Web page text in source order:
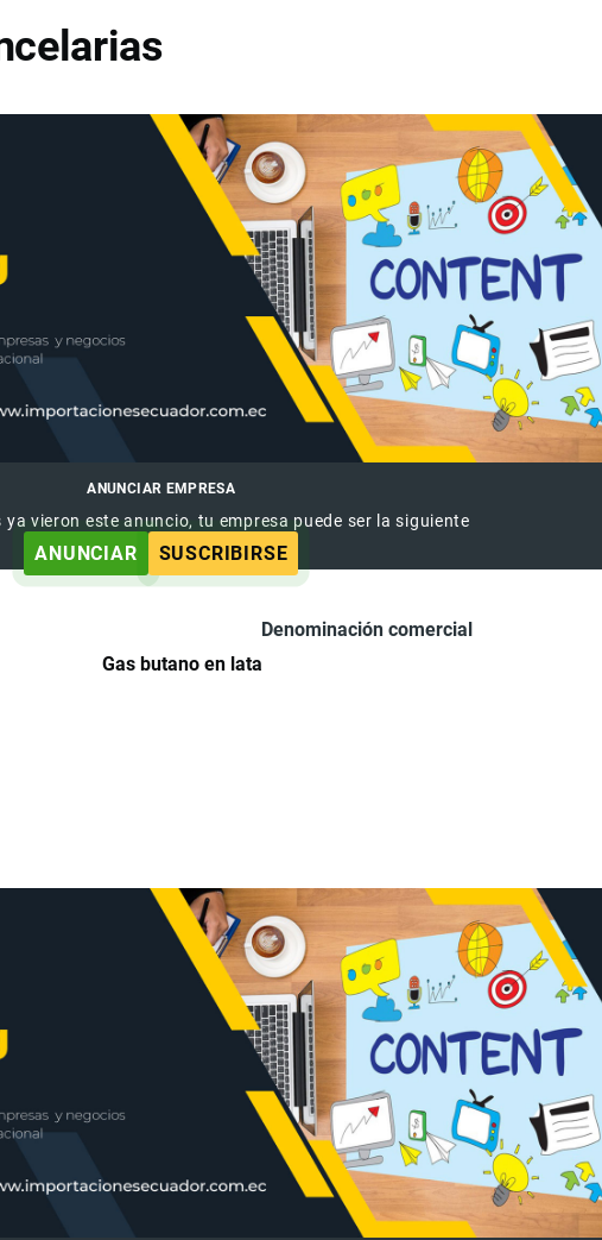
ANUNCIAR EMPRESA
ya vieron este anuncio, tu empresa puede ser la siguiente
ANUNCIAR SUSCRIBIRSE
Denominación comercial
Gas butano en lata